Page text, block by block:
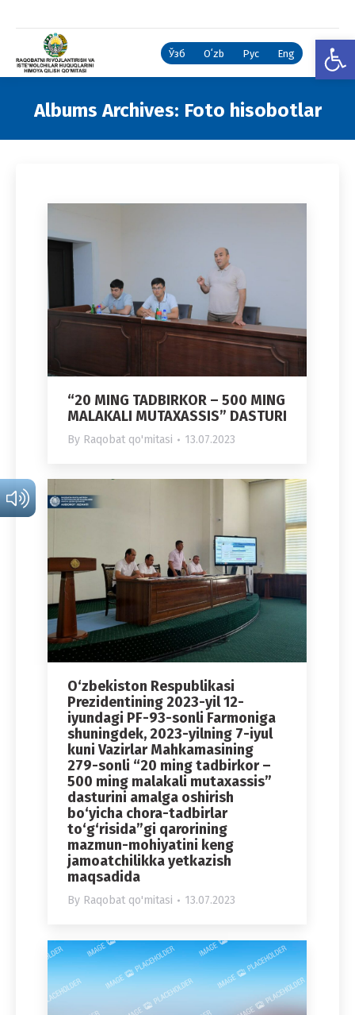
Ўзб Oʻzb Рус Eng
Albums Archives: Foto hisobotlar
“20 MING TADBIRKOR – 500 MING
MALAKALI MUTAXASSIS” DASTURI
By Raqobat qo'mitasi 13.07.2023
O‘zbekiston Respublikasi
Prezidentining 2023-yil 12-
iyundagi PF-93-sonli Farmoniga
shuningdek, 2023-yilning 7-iyul
kuni Vazirlar Mahkamasining
279-sonli “20 ming tadbirkor –
500 ming malakali mutaxassis”
dasturini amalga oshirish
bo‘yicha chora-tadbirlar
to‘g‘risida”gi qarorining
mazmun-mohiyatini keng
jamoatchilikka yetkazish
maqsadida
By Raqobat qo'mitasi 13.07.2023